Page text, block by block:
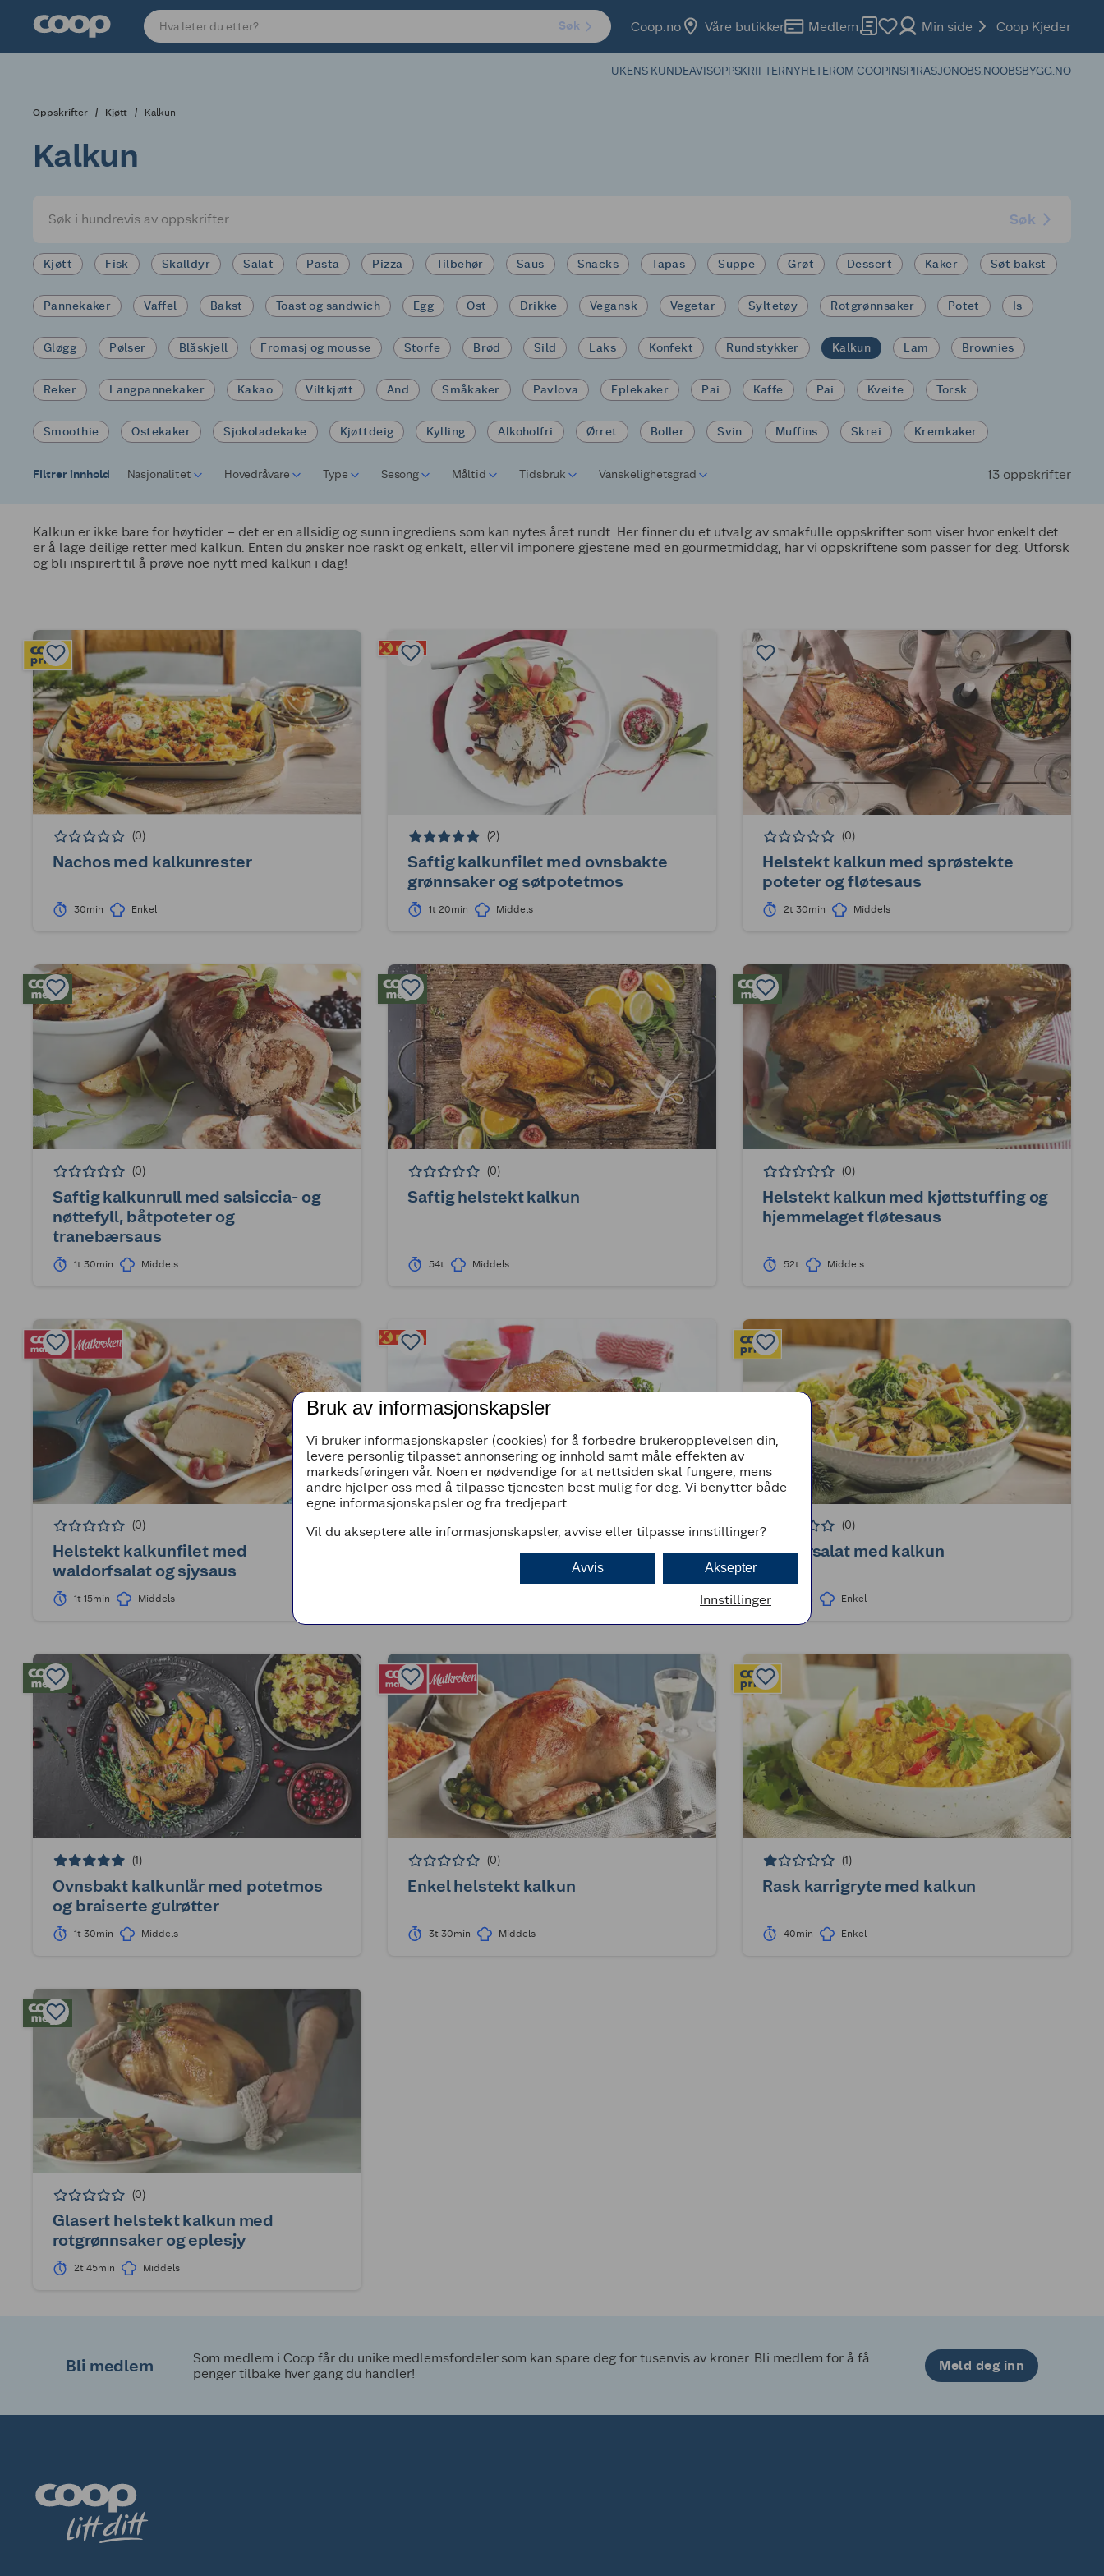
Søk Coop.no Våre butikker Medlem Min side Coop Kjeder
UKENS KUNDEAVISOPPSKRIFTERNYHETEROM COOPINSPIRASJONOBS.NOOBSBYGG.NO
Oppskrifter Kjøtt Kalkun
Kalkun
Søk
Kjøtt Fisk Skalldyr Salat Pasta Pizza Tilbehør Saus Snacks Tapas Suppe Grøt Dessert Kaker Søt bakst
Pannekaker Vaffel Bakst Toast og sandwich Egg Ost Drikke Vegansk Vegetar Syltetøy Rotgrønnsaker Potet Is
Gløgg Pølser Blåskjell Fromasj og mousse Storfe Brød Sild Laks Konfekt Rundstykker Kalkun Lam Brownies
Reker Langpannekaker Kakao Viltkjøtt And Småkaker Pavlova Eplekaker Pai Kaffe Pai Kveite Torsk
Smoothie Ostekaker Sjokoladekake Kjøttdeig Kylling Alkoholfri Ørret Boller Svin Muffins Skrei Kremkaker
Filtrer innhold Nasjonalitet Hovedråvare Type Sesong Måltid Tidsbruk Vanskelighetsgrad 13 oppskrifter
Kalkun er ikke bare for høytider – det er en allsidig og sunn ingrediens som kan nytes året rundt. Her finner du et utvalg av smakfulle oppskrifter som viser hvor enkelt det
er å lage deilige retter med kalkun. Enten du ønsker noe raskt og enkelt, eller vil imponere gjestene med en gourmetmiddag, har vi oppskriftene som passer for deg. Utforsk
og bli inspirert til å prøve noe nytt med kalkun i dag!
(0)
Nachos med kalkunrester
30min Enkel
(2)
Saftig kalkunfilet med ovnsbakte
grønnsaker og søtpotetmos
1t 20min Middels
(0)
Helstekt kalkun med sprøstekte
poteter og fløtesaus
2t 30min Middels
(0)
Saftig kalkunrull med salsiccia- og
nøttefyll, båtpoteter og
tranebærsaus
1t 30min Middels
(0)
Saftig helstekt kalkun
54t Middels
(0)
Helstekt kalkun med kjøttstuffing og
hjemmelaget fløtesaus
52t Middels
(0)
Helstekt kalkunfilet med
waldorfsalat og sjysaus
1t 15min Middels
(0)
Supersaftig helstekt kalkun
(0)
Cæsarsalat med kalkun
40min Enkel
(1)
Ovnsbakt kalkunlår med potetmos
og braiserte gulrøtter
1t 30min Middels
(0)
Enkel helstekt kalkun
3t 30min Middels
(1)
Rask karrigryte med kalkun
40min Enkel
(0)
Glasert helstekt kalkun med
rotgrønnsaker og eplesjy
2t 45min Middels
Bli medlem
Som medlem i Coop får du unike medlemsfordeler som kan spare deg for tusenvis av kroner. Bli medlem for å få
penger tilbake hver gang du handler!
Meld deg inn
Bruk av informasjonskapsler
Vi bruker informasjonskapsler (cookies) for å forbedre brukeropplevelsen din,
levere personlig tilpasset annonsering og innhold samt måle effekten av
markedsføringen vår. Noen er nødvendige for at nettsiden skal fungere, mens
andre hjelper oss med å tilpasse tjenesten best mulig for deg. Vi benytter både
egne informasjonskapsler og fra tredjepart.
Vil du akseptere alle informasjonskapsler, avvise eller tilpasse innstillinger?
Aksepter
Avvis
Innstillinger